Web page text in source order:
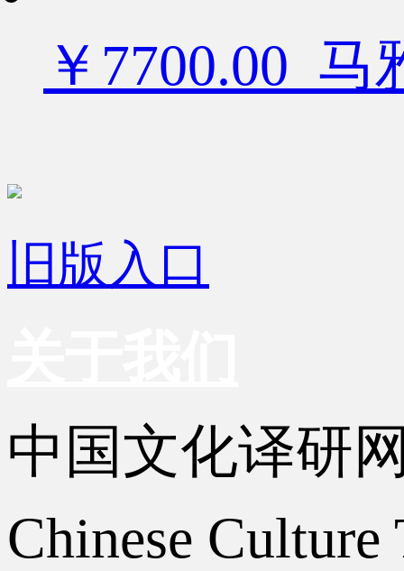
￥7700.00 马
旧版入口
中国文化译研
Chinese